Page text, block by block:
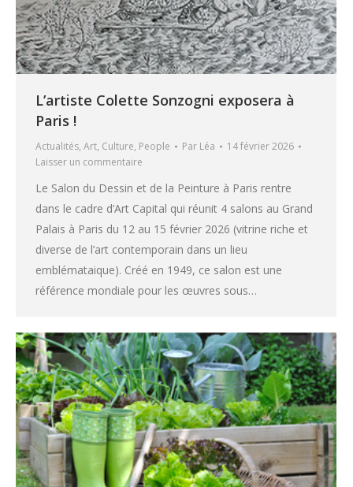
L’artiste Colette Sonzogni exposera à
Paris !
Actualités, Art, Culture, People Par Léa
14 février 2026
Laisser un commentaire
Le Salon du Dessin et de la Peinture à Paris rentre
dans le cadre d’Art Capital qui réunit 4 salons au Grand
Palais à Paris du 12 au 15 février 2026 (vitrine riche et
diverse de l’art contemporain dans un lieu
emblémataique). Créé en 1949, ce salon est une
référence mondiale pour les œuvres sous…